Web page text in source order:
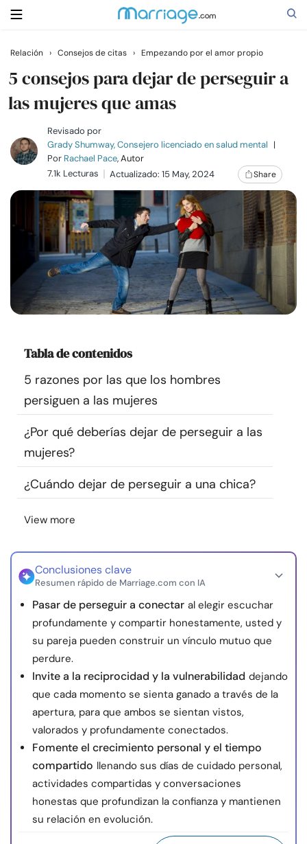
Buscar
Casarse
Relaciones
Familia
Ayuda
Cursos
Comunidad
Encuentra un terapeuta
Idioma
Sobre nosotros Contáctanos Escríbenos
Publicidad con
nosotros
Relación › Consejos de citas › Empezando por el amor propio
5 consejos para dejar de perseguir a
las mujeres que amas
Revisado por
Grady Shumway, Consejero licenciado en salud mental |
Por Rachael Pace, Autor
7.1k Lecturas
Actualizado: 15 May, 2024 Share
Tabla de contenidos
5 razones por las que los hombres
persiguen a las mujeres
¿Por qué deberías dejar de perseguir a las
mujeres?
¿Cuándo dejar de perseguir a una chica?
View more
Conclusiones clave
Resumen rápido de Marriage.com con IA
Pasar de perseguir a conectar al elegir escuchar
profundamente y compartir honestamente, usted y
su pareja pueden construir un vínculo mutuo que
perdure.
Invite a la reciprocidad y la vulnerabilidad dejando
que cada momento se sienta ganado a través de la
apertura, para que ambos se sientan vistos,
valorados y profundamente conectados.
Fomente el crecimiento personal y el tiempo
compartido llenando sus días de cuidado personal,
actividades compartidas y conversaciones
honestas que profundizan la confianza y mantienen
su relación en evolución.